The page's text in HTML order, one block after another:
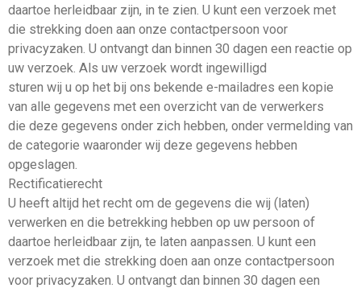
daartoe herleidbaar zijn, in te zien. U kunt een verzoek met
die strekking doen aan onze contactpersoon voor
privacyzaken. U ontvangt dan binnen 30 dagen een reactie op
uw verzoek. Als uw verzoek wordt ingewilligd
sturen wij u op het bij ons bekende e-mailadres een kopie
van alle gegevens met een overzicht van de verwerkers
die deze gegevens onder zich hebben, onder vermelding van
de categorie waaronder wij deze gegevens hebben
opgeslagen.
Rectificatierecht
U heeft altijd het recht om de gegevens die wij (laten)
verwerken en die betrekking hebben op uw persoon of
daartoe herleidbaar zijn, te laten aanpassen. U kunt een
verzoek met die strekking doen aan onze contactpersoon
voor privacyzaken. U ontvangt dan binnen 30 dagen een